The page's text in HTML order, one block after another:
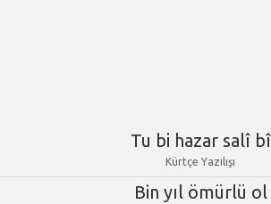
Tu bi hazar salî bî
Kürtçe Yazılışı
Bin yıl ömürlü ol